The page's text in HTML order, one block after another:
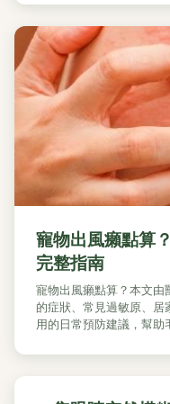
寵物出風癩點算
完整指南
寵物出風癩點算？本文
的症狀、常見過敏原、
用的日常預防建議，幫助